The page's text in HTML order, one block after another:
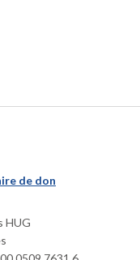
de don
HUG